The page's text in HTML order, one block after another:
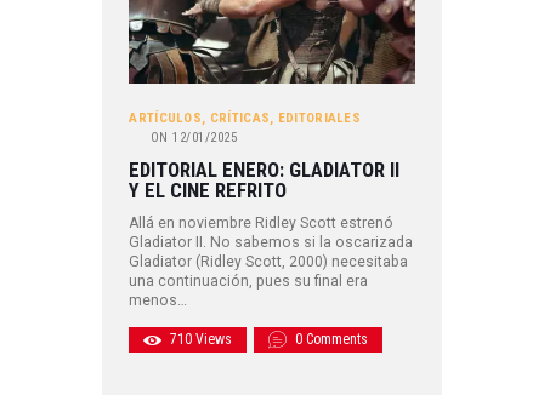
ARTÍCULOS, CRÍTICAS, EDITORIALES
ON 12/01/2025
EDITORIAL ENERO: GLADIATOR II
Y EL CINE REFRITO
Allá en noviembre Ridley Scott estrenó
Gladiator II. No sabemos si la oscarizada
Gladiator (Ridley Scott, 2000) necesitaba
una continuación, pues su final era
menos…
710 Views 0 Comments